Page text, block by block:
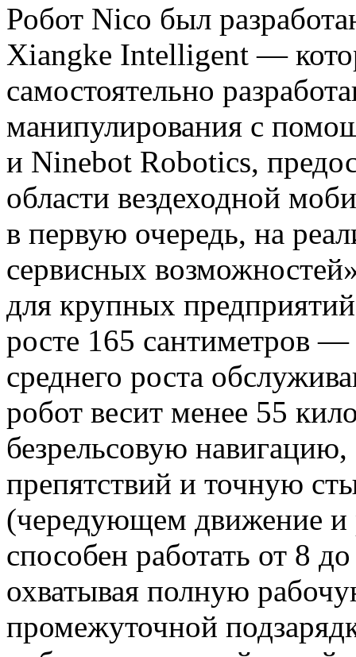
Робот Nico был
Xiangke Intelligent —
самостоятельно
манипулирования с
и Ninebot Robotics,
области вездеходной
в первую очередь, на
сервисных
для крупных
росте 165 сантиметров
среднего роста
робот весит менее 55
безрельсовую
препятствий и точную
(чередующем движение
способен работать от 8
охватывая полную
промежуточной